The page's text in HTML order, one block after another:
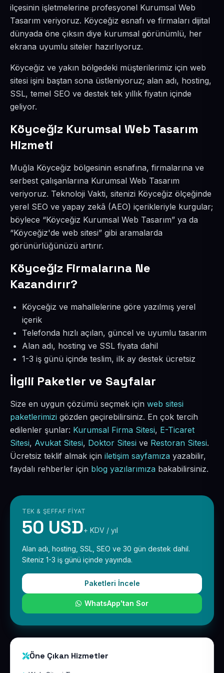
ilçesinin işletmelerine profesyonel Kurumsal Web
Tasarım veriyoruz. Köyceğiz esnafı ve firmaları dijital
dünyada öne çıksın diye kurumsal görünümlü, her
ekrana uyumlu siteler hazırlıyoruz.
Köyceğiz ve yakın bölgedeki müşterilerimiz için web
sitesi işini baştan sona üstleniyoruz; alan adı, hosting,
SSL, temel SEO ve destek tek yıllık fiyatın içinde
geliyor.
Köyceğiz Kurumsal Web Tasarım
Hizmeti
Muğla Köyceğiz bölgesinin esnafına, firmalarına ve
serbest çalışanlarına Kurumsal Web Tasarım
veriyoruz. Teknoloji Vakti, sitenizi Köyceğiz ölçeğinde
yerel SEO ve yapay zekâ (AEO) içerikleriyle kurgular;
böylece “Köyceğiz Kurumsal Web Tasarım” ya da
“Köyceğiz'de web sitesi” gibi aramalarda
görünürlüğünüzü artırır.
Köyceğiz Firmalarına Ne
Kazandırır?
Köyceğiz ve mahallelerine göre yazılmış yerel
içerik
Telefonda hızlı açılan, güncel ve uyumlu tasarım
Alan adı, hosting ve SSL fiyata dahil
1-3 iş günü içinde teslim, ilk ay destek ücretsiz
İlgili Paketler ve Sayfalar
Size en uygun çözümü seçmek için web sitesi
paketlerimizi gözden geçirebilirsiniz. En çok tercih
edilenler şunlar: Kurumsal Firma Sitesi, E-Ticaret
Sitesi, Avukat Sitesi, Doktor Sitesi ve Restoran Sitesi.
Ücretsiz teklif almak için iletişim sayfamıza yazabilir,
faydalı rehberler için blog yazılarımıza bakabilirsiniz.
TEK & ŞEFFAF FIYAT
50 USD+ KDV / yıl
Alan adı, hosting, SSL, SEO ve 30 gün destek dahil.
Siteniz 1-3 iş günü içinde yayında.
Paketleri İncele
WhatsApp'tan Sor
Öne Çıkan Hizmetler